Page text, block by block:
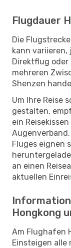
Flugdauer
Die
kann variieren,
Direktflug oder
mehreren
Shenzen
Um Ihre Reise
gestalten,
ein
Fluges eignen
an einen
aktuellen
Hongkong
Am Flughafen
Einsteigen